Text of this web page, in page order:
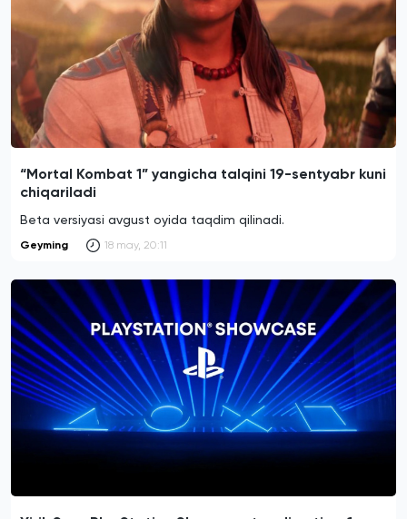
“Mortal Kombat 1” yangicha talqini 19-sentyabr kuni
chiqariladi
Beta versiyasi avgust oyida taqdim qilinadi.
Geyming 18 may, 20:11